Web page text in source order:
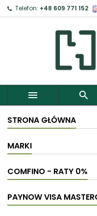
Telefon: +48 609 771 152
 
STRONA GŁÓWNA
MARKI
COMFINO - RATY 0%
PAYNOW VISA
Zaloguj
Aby zapisać produkty
Anuluj